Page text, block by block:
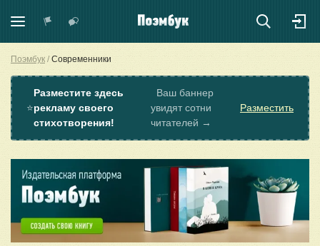
Поэмбук Современники
⭐
Разместите здесь
рекламу своего
стихотворения!
Ваш баннер
увидят сотни
читателей →
Разместить